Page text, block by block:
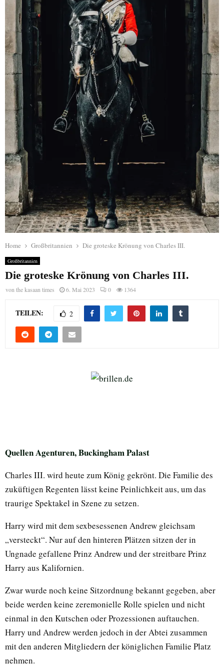
Home Großbritannien Die groteske Krönung von Charles III.
Großbritannien
Die groteske Krönung von Charles III.
vonthe kasaan times 6. Mai 2023 0 1364
TEILEN: 2
Quellen Agenturen, Buckingham Palast
Charles III. wird heute zum König gekrönt. Die Familie des
zuküftigen Regenten lässt keine Peinlichkeit aus, um das
traurige Spektakel in Szene zu setzen.
Harry wird mit dem sexbesessenen Andrew gleichsam
„versteckt“. Nur auf den hinteren Plätzen sitzen der in
Ungnade gefallene Prinz Andrew und der streitbare Prinz
Harry aus Kalifornien.
Zwar wurde noch keine Sitzordnung bekannt gegeben, aber
beide werden keine zeremonielle Rolle spielen und nicht
einmal in den Kutschen oder Prozessionen auftauchen.
Harry und Andrew werden jedoch in der Abtei zusammen
mit den anderen Mitgliedern der königlichen Familie Platz
nehmen.